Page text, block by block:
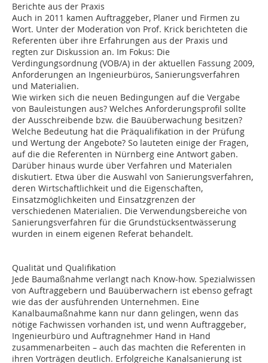
Berichte aus der Praxis
Auch in 2011 kamen Auftraggeber, Planer und Firmen zu
Wort. Unter der Moderation von Prof. Krick berichteten die
Referenten über ihre Erfahrungen aus der Praxis und
regten zur Diskussion an. Im Fokus: Die
Verdingungsordnung (VOB/A) in der aktuellen Fassung 2009,
Anforderungen an Ingenieurbüros, Sanierungsverfahren
und Materialien.
Wie wirken sich die neuen Bedingungen auf die Vergabe
von Bauleistungen aus? Welches Anforderungsprofil sollte
der Ausschreibende bzw. die Bauüberwachung besitzen?
Welche Bedeutung hat die Präqualifikation in der Prüfung
und Wertung der Angebote? So lauteten einige der Fragen,
auf die die Referenten in Nürnberg eine Antwort gaben.
Darüber hinaus wurde über Verfahren und Materialen
diskutiert. Etwa über die Auswahl von Sanierungsverfahren,
deren Wirtschaftlichkeit und die Eigenschaften,
Einsatzmöglichkeiten und Einsatzgrenzen der
verschiedenen Materialien. Die Verwendungsbereiche von
Sanierungsverfahren für die Grundstücksentwässerung
wurden in einem eigenen Referat behandelt.
Qualität und Qualifikation
Jede Baumaßnahme verlangt nach Know-how. Spezialwissen
von Auftraggebern und Bauüberwachern ist ebenso gefragt
wie das der ausführenden Unternehmen. Eine
Kanalbaumaßnahme kann nur dann gelingen, wenn das
nötige Fachwissen vorhanden ist, und wenn Auftraggeber,
Ingenieurbüro und Auftragnehmer Hand in Hand
zusammenarbeiten – auch das machten die Referenten in
ihren Vorträgen deutlich. Erfolgreiche Kanalsanierung ist